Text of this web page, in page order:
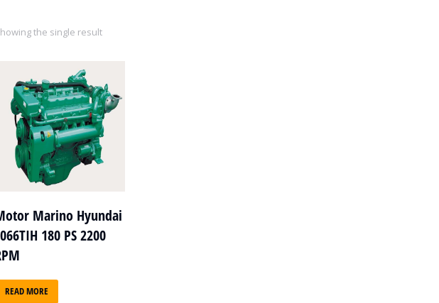
the single result
Marino Hyundai
180 PS 2200
READ MORE